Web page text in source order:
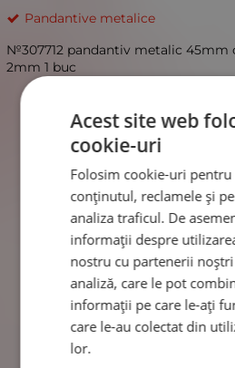
Pandantive metalice
№307712 pandantiv metalic 45mm
2mm 1 buc
Acest site web
cookie-uri
Folosim cookie-uri pentru
conținutul, reclamele și
analiza traficul. De
informații despre
nostru cu partenerii
analiză, care le pot
informații pe care le-ați
care le-au colectat din
lor.